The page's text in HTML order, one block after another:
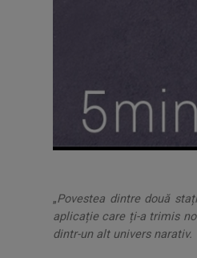
„Povestea dintre două
aplicație care ți-a trimis
dintr-un alt univers narativ.